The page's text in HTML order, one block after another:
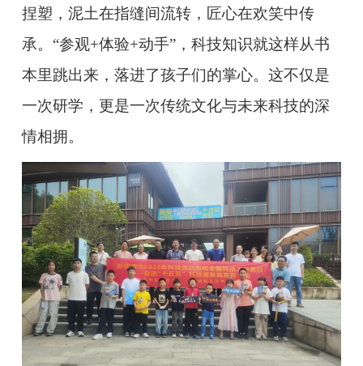
捏塑，泥土在指缝间流转，匠心在欢笑中传
承。“参观+体验+动手”，科技知识就这样从书
本里跳出来，落进了孩子们的掌心。这不仅是
一次研学，更是一次传统文化与未来科技的深
情相拥。